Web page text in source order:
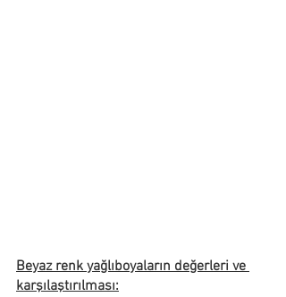
Beyaz renk yağlıboyaların değerleri ve
karşılaştırılması: